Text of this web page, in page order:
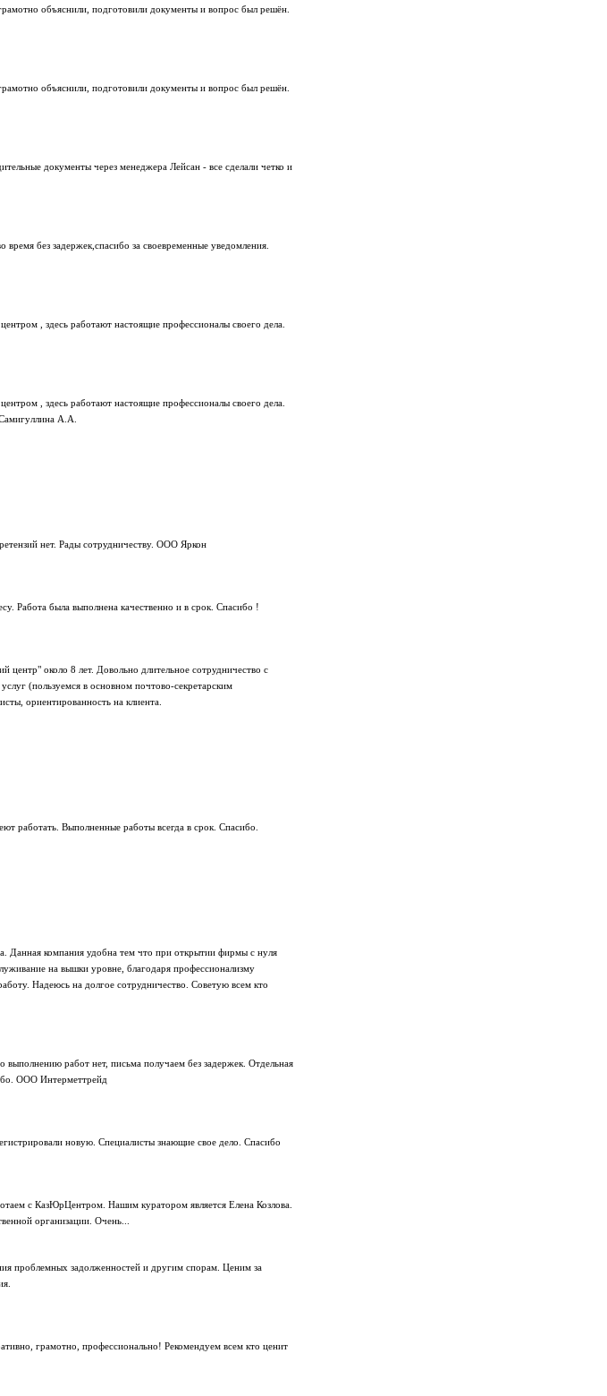
объяснили, подготовили документы и вопрос был решён.
объяснили, подготовили документы и вопрос был решён.
документы через менеджера Лейсан - все сделали четко и
без задержек,спасибо за своевременные уведомления.
, здесь работают настоящие профессионалы своего дела.
, здесь работают настоящие профессионалы своего дела.
А.А.
нет. Рады сотрудничеству. ООО Яркон
Работа была выполнена качественно и в срок. Спасибо !
около 8 лет. Довольно длительное сотрудничество с
(пользуемся в основном почтово-секретарским
ориентированность на клиента.
работать. Выполненные работы всегда в срок. Спасибо.
Данная компания удобна тем что при открытии фирмы с нуля
на вышки уровне, благодаря профессионализму
Надеюсь на долгое сотрудничество. Советую всем кто
выполнению работ нет, письма получаем без задержек. Отдельная
ООО Интерметтрейд
новую. Специалисты знающие свое дело. Спасибо
с КазЮрЦентром. Нашим куратором является Елена Козлова.
организации. Очень...
проблемных задолженностей и другим спорам. Ценим за
грамотно, профессионально! Рекомендуем всем кто ценит